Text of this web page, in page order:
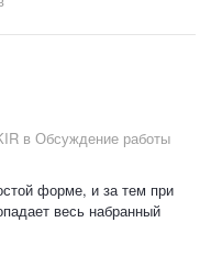
в Обсуждение работы
форме, и за тем при
весь набранный